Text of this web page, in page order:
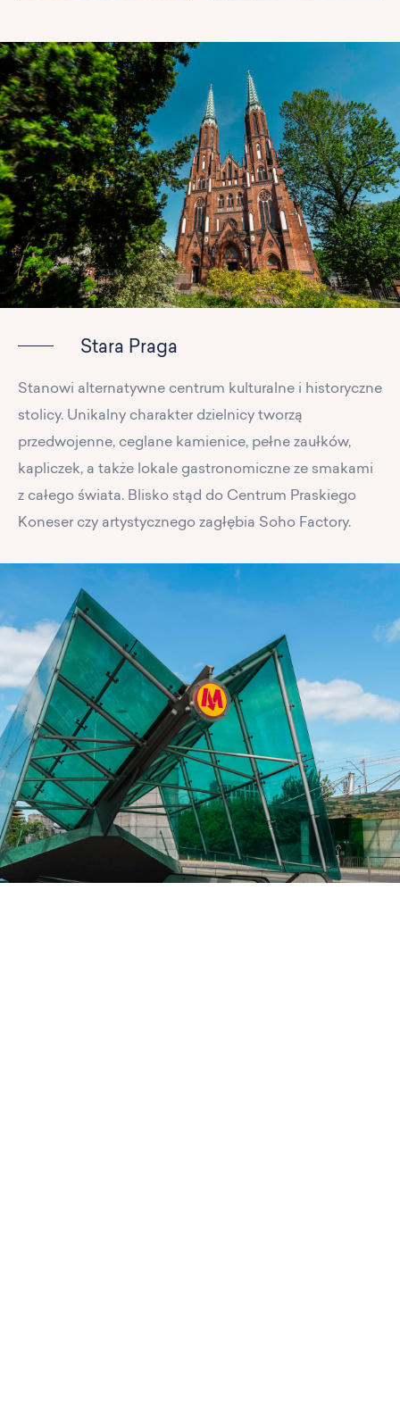
PL
Stara Praga
Stanowi alternatywne centrum kulturalne i historyczne
stolicy. Unikalny charakter dzielnicy tworzą
przedwojenne, ceglane kamienice, pełne zaułków,
kapliczek, a także lokale gastronomiczne ze smakami
z całego świata. Blisko stąd do Centrum Praskiego
Koneser czy artystycznego zagłębia Soho Factory.